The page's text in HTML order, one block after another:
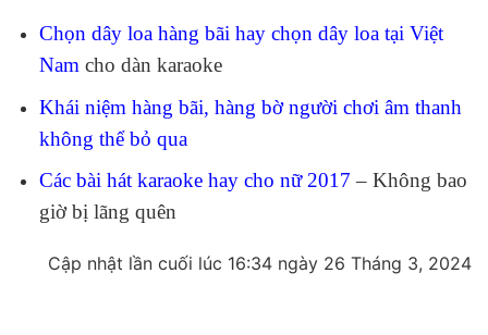
Chọn dây loa hàng bãi hay chọn dây loa tại Việt
Nam cho dàn karaoke
Khái niệm hàng bãi, hàng bờ người chơi âm thanh
không thể bỏ qua
Các bài hát karaoke hay cho nữ 2017 – Không bao
giờ bị lãng quên
Cập nhật lần cuối lúc 16:34 ngày 26 Tháng 3, 2024